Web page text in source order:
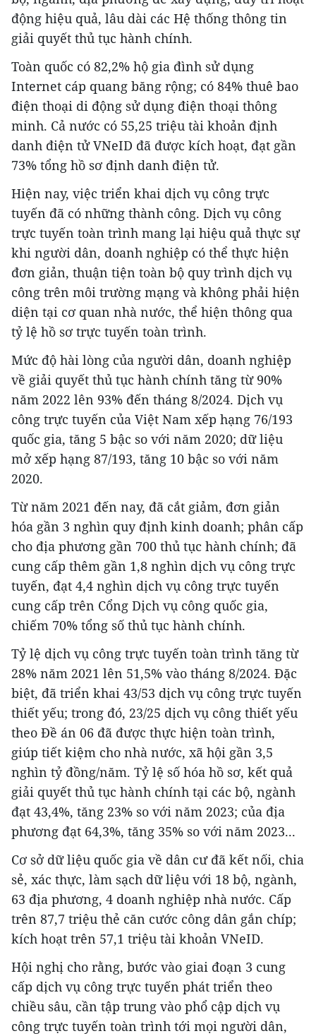
động hiệu quả, lâu dài các Hệ thống thông tin
giải quyết thủ tục hành chính.
Toàn quốc có 82,2% hộ gia đình sử dụng
Internet cáp quang băng rộng; có 84% thuê bao
điện thoại di động sử dụng điện thoại thông
minh. Cả nước có 55,25 triệu tài khoản định
danh điện tử VNeID đã được kích hoạt, đạt gần
73% tổng hồ sơ định danh điện tử.
Hiện nay, việc triển khai dịch vụ công trực
tuyến đã có những thành công. Dịch vụ công
trực tuyến toàn trình mang lại hiệu quả thực sự
khi người dân, doanh nghiệp có thể thực hiện
đơn giản, thuận tiện toàn bộ quy trình dịch vụ
công trên môi trường mạng và không phải hiện
diện tại cơ quan nhà nước, thể hiện thông qua
tỷ lệ hồ sơ trực tuyến toàn trình.
Mức độ hài lòng của người dân, doanh nghiệp
về giải quyết thủ tục hành chính tăng từ 90%
năm 2022 lên 93% đến tháng 8/2024. Dịch vụ
công trực tuyến của Việt Nam xếp hạng 76/193
quốc gia, tăng 5 bậc so với năm 2020; dữ liệu
mở xếp hạng 87/193, tăng 10 bậc so với năm
2020.
Từ năm 2021 đến nay, đã cắt giảm, đơn giản
hóa gần 3 nghìn quy định kinh doanh; phân cấp
cho địa phương gần 700 thủ tục hành chính; đã
cung cấp thêm gần 1,8 nghìn dịch vụ công trực
tuyến, đạt 4,4 nghìn dịch vụ công trực tuyến
cung cấp trên Cổng Dịch vụ công quốc gia,
chiếm 70% tổng số thủ tục hành chính.
Tỷ lệ dịch vụ công trực tuyến toàn trình tăng từ
28% năm 2021 lên 51,5% vào tháng 8/2024. Đặc
biệt, đã triển khai 43/53 dịch vụ công trực tuyến
thiết yếu; trong đó, 23/25 dịch vụ công thiết yếu
theo Đề án 06 đã được thực hiện toàn trình,
giúp tiết kiệm cho nhà nước, xã hội gần 3,5
nghìn tỷ đồng/năm. Tỷ lệ số hóa hồ sơ, kết quả
giải quyết thủ tục hành chính tại các bộ, ngành
đạt 43,4%, tăng 23% so với năm 2023; của địa
phương đạt 64,3%, tăng 35% so với năm 2023...
Cơ sở dữ liệu quốc gia về dân cư đã kết nối, chia
sẻ, xác thực, làm sạch dữ liệu với 18 bộ, ngành,
63 địa phương, 4 doanh nghiệp nhà nước. Cấp
trên 87,7 triệu thẻ căn cước công dân gắn chíp;
kích hoạt trên 57,1 triệu tài khoản VNeID.
Hội nghị cho rằng, bước vào giai đoạn 3 cung
cấp dịch vụ công trực tuyến phát triển theo
chiều sâu, cần tập trung vào phổ cập dịch vụ
công trực tuyến toàn trình tới mọi người dân,